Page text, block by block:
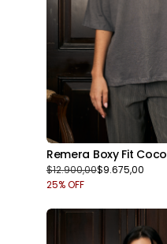
Remera Boxy Fit Coco
$9.675,00
$12.900,00
25% OFF